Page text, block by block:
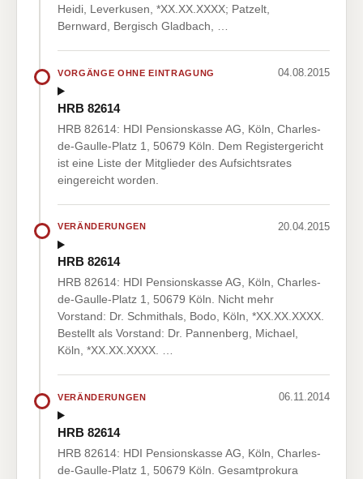
Heidi, Leverkusen, *XX.XX.XXXX; Patzelt,
Bernward, Bergisch Gladbach, …
VORGÄNGE OHNE EINTRAGUNG 04.08.2015
HRB 82614
HRB 82614: HDI Pensionskasse AG, Köln, Charles-
de-Gaulle-Platz 1, 50679 Köln. Dem Registergericht
ist eine Liste der Mitglieder des Aufsichtsrates
eingereicht worden.
VERÄNDERUNGEN 20.04.2015
HRB 82614
HRB 82614: HDI Pensionskasse AG, Köln, Charles-
de-Gaulle-Platz 1, 50679 Köln. Nicht mehr
Vorstand: Dr. Schmithals, Bodo, Köln, *XX.XX.XXXX.
Bestellt als Vorstand: Dr. Pannenberg, Michael,
Köln, *XX.XX.XXXX. …
VERÄNDERUNGEN 06.11.2014
HRB 82614
HRB 82614: HDI Pensionskasse AG, Köln, Charles-
de-Gaulle-Platz 1, 50679 Köln. Gesamtprokura